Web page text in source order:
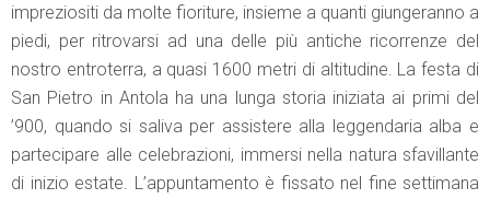
impreziositi da molte fioriture, insieme a quanti giungeranno a
piedi, per ritrovarsi ad una delle più antiche ricorrenze del
nostro entroterra, a quasi 1600 metri di altitudine. La festa di
San Pietro in Antola ha una lunga storia iniziata ai primi del
’900, quando si saliva per assistere alla leggendaria alba e
partecipare alle celebrazioni, immersi nella natura sfavillante
di inizio estate. L’appuntamento è fissato nel fine settimana